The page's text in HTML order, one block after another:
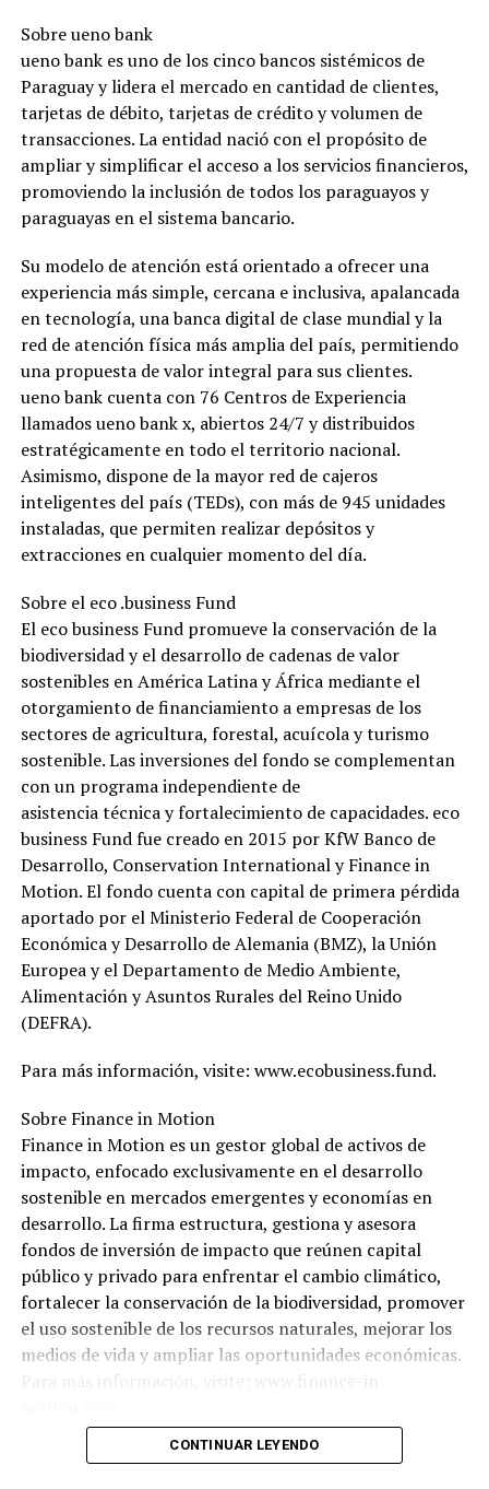
Sobre ueno bank
ueno bank es uno de los cinco bancos sistémicos de
Paraguay y lidera el mercado en cantidad de clientes,
tarjetas de débito, tarjetas de crédito y volumen de
transacciones. La entidad nació con el propósito de
ampliar y simplificar el acceso a los servicios financieros,
promoviendo la inclusión de todos los paraguayos y
paraguayas en el sistema bancario.
Su modelo de atención está orientado a ofrecer una
experiencia más simple, cercana e inclusiva, apalancada
en tecnología, una banca digital de clase mundial y la
red de atención física más amplia del país, permitiendo
una propuesta de valor integral para sus clientes.
ueno bank cuenta con 76 Centros de Experiencia
llamados ueno bank x, abiertos 24/7 y distribuidos
estratégicamente en todo el territorio nacional.
Asimismo, dispone de la mayor red de cajeros
inteligentes del país (TEDs), con más de 945 unidades
instaladas, que permiten realizar depósitos y
extracciones en cualquier momento del día.
Sobre el eco .business Fund
El eco business Fund promueve la conservación de la
biodiversidad y el desarrollo de cadenas de valor
sostenibles en América Latina y África mediante el
otorgamiento de financiamiento a empresas de los
sectores de agricultura, forestal, acuícola y turismo
sostenible. Las inversiones del fondo se complementan
con un programa independiente de
asistencia técnica y fortalecimiento de capacidades. eco
business Fund fue creado en 2015 por KfW Banco de
Desarrollo, Conservation International y Finance in
Motion. El fondo cuenta con capital de primera pérdida
aportado por el Ministerio Federal de Cooperación
Económica y Desarrollo de Alemania (BMZ), la Unión
Europea y el Departamento de Medio Ambiente,
Alimentación y Asuntos Rurales del Reino Unido
(DEFRA).
Para más información, visite: www.ecobusiness.fund.
Sobre Finance in Motion
Finance in Motion es un gestor global de activos de
impacto, enfocado exclusivamente en el desarrollo
sostenible en mercados emergentes y economías en
desarrollo. La firma estructura, gestiona y asesora
fondos de inversión de impacto que reúnen capital
público y privado para enfrentar el cambio climático,
fortalecer la conservación de la biodiversidad, promover
el uso sostenible de los recursos naturales, mejorar los
medios de vida y ampliar las oportunidades económicas.
CONTINUAR LEYENDO